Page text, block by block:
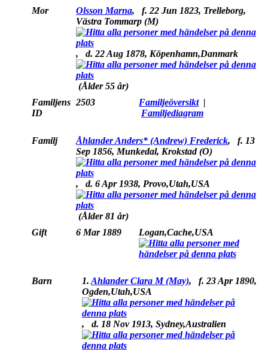
Mor Olsson Marna, f. 22 Jun 1823, Trelleborg,
Västra Tommarp (M)
, d. 22 Aug 1878, Köpenhamn,Danmark
(Ålder 55 år)
Familjens
ID
2503 Familjeöversikt|
Familjediagram
Familj Åhlander Anders* (Andrew) Frederick, f. 13
Sep 1856, Munkedal, Krokstad (O)
, d. 6 Apr 1938, Provo,Utah,USA
(Ålder 81 år)
Gift
6 Mar 1889 Logan,Cache,USA
Barn 1. Ahlander Clara M (May), f. 23 Apr 1890,
Ogden,Utah,USA
, d. 18 Nov 1913, Sydney,Australien